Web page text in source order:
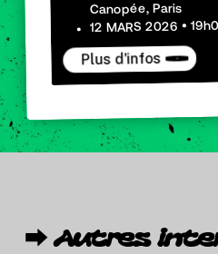
Canopée, Paris
12 MARS 2026 •
Plus d'infos
⮕ Autres